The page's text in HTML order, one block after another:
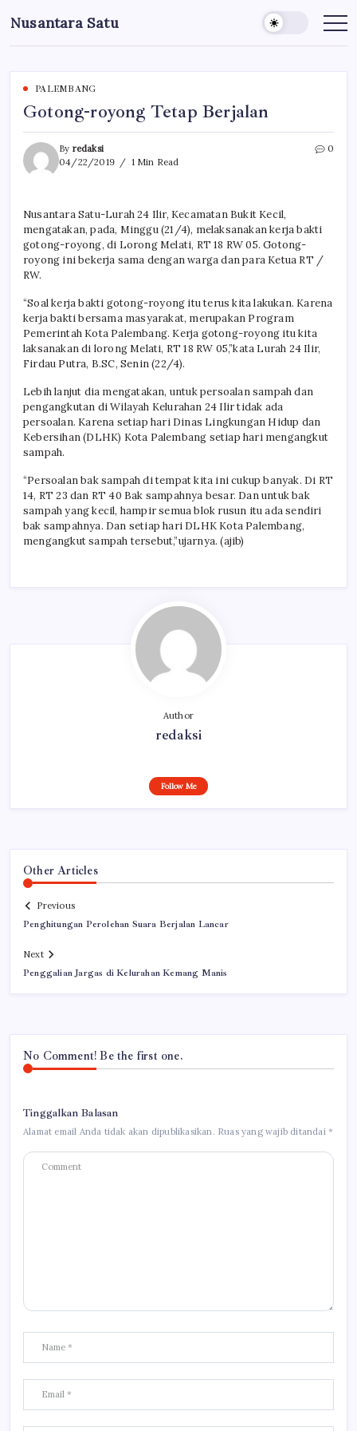
to
content
Nusantara Satu
Berita
Nusantara
PALEMBANG
Gotong-royong Tetap Berjalan
By redaksi
04/22/2019
1 Min Read
0
Nusantara Satu-Lurah 24 Ilir, Kecamatan Bukit Kecil,
mengatakan, pada, Minggu (21/4), melaksanakan kerja bakti
gotong-royong, di Lorong Melati, RT 18 RW 05. Gotong-
royong ini bekerja sama dengan warga dan para Ketua RT /
RW.
“Soal kerja bakti gotong-royong itu terus kita lakukan. Karena
kerja bakti bersama masyarakat, merupakan Program
Pemerintah Kota Palembang. Kerja gotong-royong itu kita
laksanakan di lorong Melati, RT 18 RW 05,”kata Lurah 24 Ilir,
Firdau Putra, B.SC, Senin (22/4).
Lebih lanjut dia mengatakan, untuk persoalan sampah dan
pengangkutan di Wilayah Kelurahan 24 Ilir tidak ada
persoalan. Karena setiap hari Dinas Lingkungan Hidup dan
Kebersihan (DLHK) Kota Palembang setiap hari mengangkut
sampah.
“Persoalan bak sampah di tempat kita ini cukup banyak. Di RT
14, RT 23 dan RT 40 Bak sampahnya besar. Dan untuk bak
sampah yang kecil, hampir semua blok rusun itu ada sendiri
bak sampahnya. Dan setiap hari DLHK Kota Palembang,
mengangkut sampah tersebut,”ujarnya. (ajib)
Author
redaksi
Follow Me
Other Articles
Previous
Penghitungan Perolehan Suara Berjalan Lancar
Next
Penggalian Jargas di Kelurahan Kemang Manis
No Comment! Be the first one.
Tinggalkan Balasan
Alamat email Anda tidak akan dipublikasikan. Ruas yang wajib ditandai*